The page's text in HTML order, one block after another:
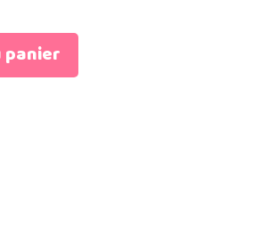
panier